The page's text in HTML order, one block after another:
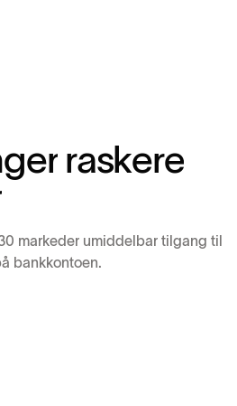
ger raskere
0 markeder umiddelbar tilgang til
å bankkontoen.